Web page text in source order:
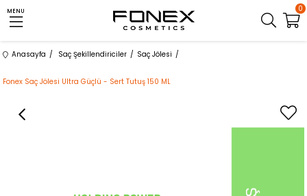
MENU 0
Anasayfa Saç Şekillendiriciler Saç Jölesi
Fonex Saç Jölesi Ultra Güçlü - Sert Tutuş 150 ML